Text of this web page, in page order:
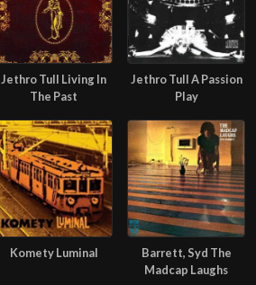
Jethro Tull Living In
The Past
Jethro Tull A Passion
Play
Komety Luminal
Barrett, Syd The
Madcap Laughs